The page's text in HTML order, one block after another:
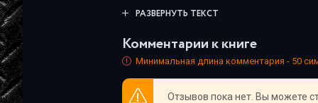
РАЗВЕРНУТЬ ТЕКСТ
Комментарии к книге
Минимальная длина комментария - 50
Отзывов пока нет. Вы можете